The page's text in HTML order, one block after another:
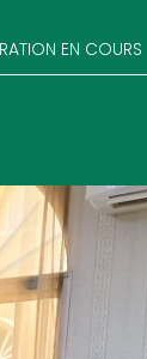
EN COURS